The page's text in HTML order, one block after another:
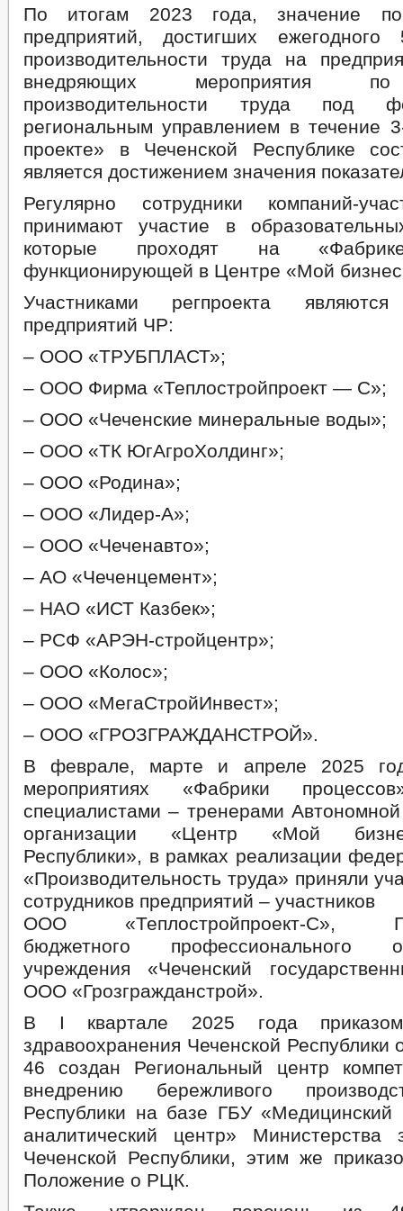
По итогам 2023 года, значение
предприятий, достигших ежегодного
производительности труда на
внедряющих мероприятия
производительности труда под
региональным управлением в течение
проекте» в Чеченской Республике
является достижением значения
Регулярно сотрудники компаний-
принимают участие в
которые проходят на
функционирующей в Центре «Мой
Участниками регпроекта
предприятий ЧР:
– ООО «ТРУБПЛАСТ»;
– ООО Фирма «Теплостройпроект — С»;
– ООО «Чеченские минеральные воды»;
– ООО «ТК ЮгАгроХолдинг»;
– ООО «Родина»;
– ООО «Лидер-А»;
– ООО «Чеченавто»;
– АО «Чеченцемент»;
– НАО «ИСТ Казбек»;
– РСФ «АРЭН-стройцентр»;
– ООО «Колос»;
– ООО «МегаСтройИнвест»;
– ООО «ГРОЗГРАЖДАНСТРОЙ».
В феврале, марте и апреле 2025
мероприятиях «Фабрики
специалистами – тренерами
организации «Центр «Мой
Республики», в рамках реализации
«Производительность труда» приняли
сотрудников предприятий – участников
ООО «Теплостройпроект-С»,
бюджетного профессионального
учреждения «Чеченский
ООО «Грозгражданстрой».
В I квартале 2025 года приказом
здравоохранения Чеченской Республики
46 создан Региональный центр
внедрению бережливого
Республики на базе ГБУ
аналитический центр» Министерства
Чеченской Республики, этим же
Положение о РЦК.